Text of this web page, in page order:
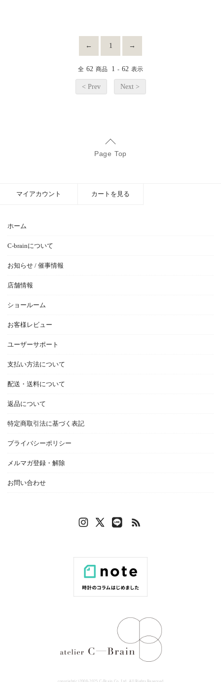
← 1 →
全 62 商品 1 - 62 表示
< Prev Next >
Page Top
ホーム
C-brainについて
お知らせ / 催事情報
店舗情報
ショールーム
お客様レビュー
ユーザーサポート
支払い方法について
配送・送料について
返品について
特定商取引法に基づく表記
プライバシーポリシー
メルマガ登録・解除
お問い合わせ
マイアカウント カートを見る